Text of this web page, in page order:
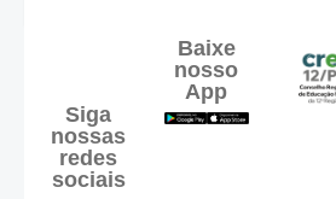
Siga
nossas
redes
sociais
Baixe
nosso
App